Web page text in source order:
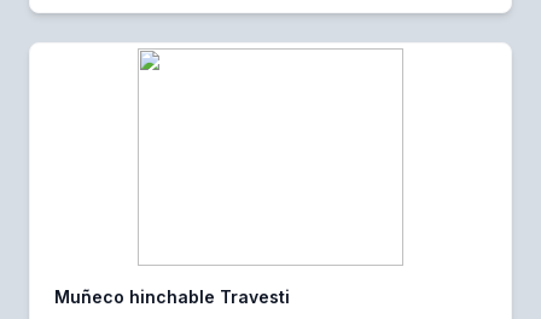
Muñeco hinchable Travesti